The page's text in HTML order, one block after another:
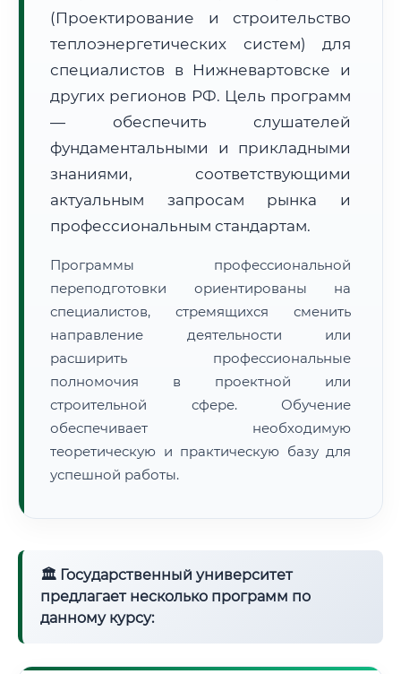
Расчет логистики оригиналов:
• Маршрут транзита:
• Экспресс-доставка СДЭК / Почтой:1–2 рабочих дня
📜 Документы и аккредитация ФИС ФРДО
(Проектирование и строительство
теплоэнергетических систем) для
специалистов в Нижневартовске и
других регионов РФ. Цель программ
— обеспечить слушателей
фундаментальными и прикладными
знаниями, соответствующими
актуальным запросам рынка и
профессиональным стандартам.
Программы профессиональной
переподготовки ориентированы на
специалистов, стремящихся сменить
направление деятельности или
расширить профессиональные
полномочия в проектной или
строительной сфере. Обучение
обеспечивает необходимую
теоретическую и практическую базу для
успешной работы.
🏛 Государственный университет
предлагает несколько программ по
данному курсу: